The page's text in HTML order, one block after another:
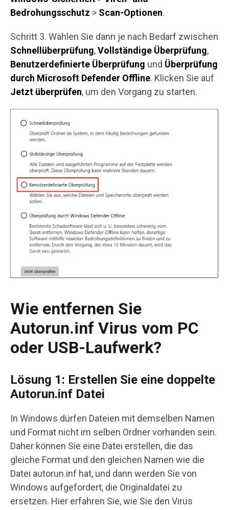
Bedrohungsschutz > Scan-Optionen.
Schritt 3. Wählen Sie dann je nach Bedarf zwischen
Schnellüberprüfung,Vollständige Überprüfung,
Benutzerdefinierte Überprüfung und Überprüfung
durch Microsoft Defender Offline. Klicken Sie auf
Jetzt überprüfen, um den Vorgang zu starten.
Wie entfernen Sie
Autorun.inf Virus vom PC
oder USB-Laufwerk?
Lösung 1: Erstellen Sie eine doppelte
Autorun.inf Datei
In Windows dürfen Dateien mit demselben Namen
und Format nicht im selben Ordner vorhanden sein.
Daher können Sie eine Datei erstellen, die das
gleiche Format und den gleichen Namen wie die
Datei autorun.inf hat, und dann werden Sie von
Windows aufgefordert, die Originaldatei zu
ersetzen. Hier erfahren Sie, wie Sie den Virus